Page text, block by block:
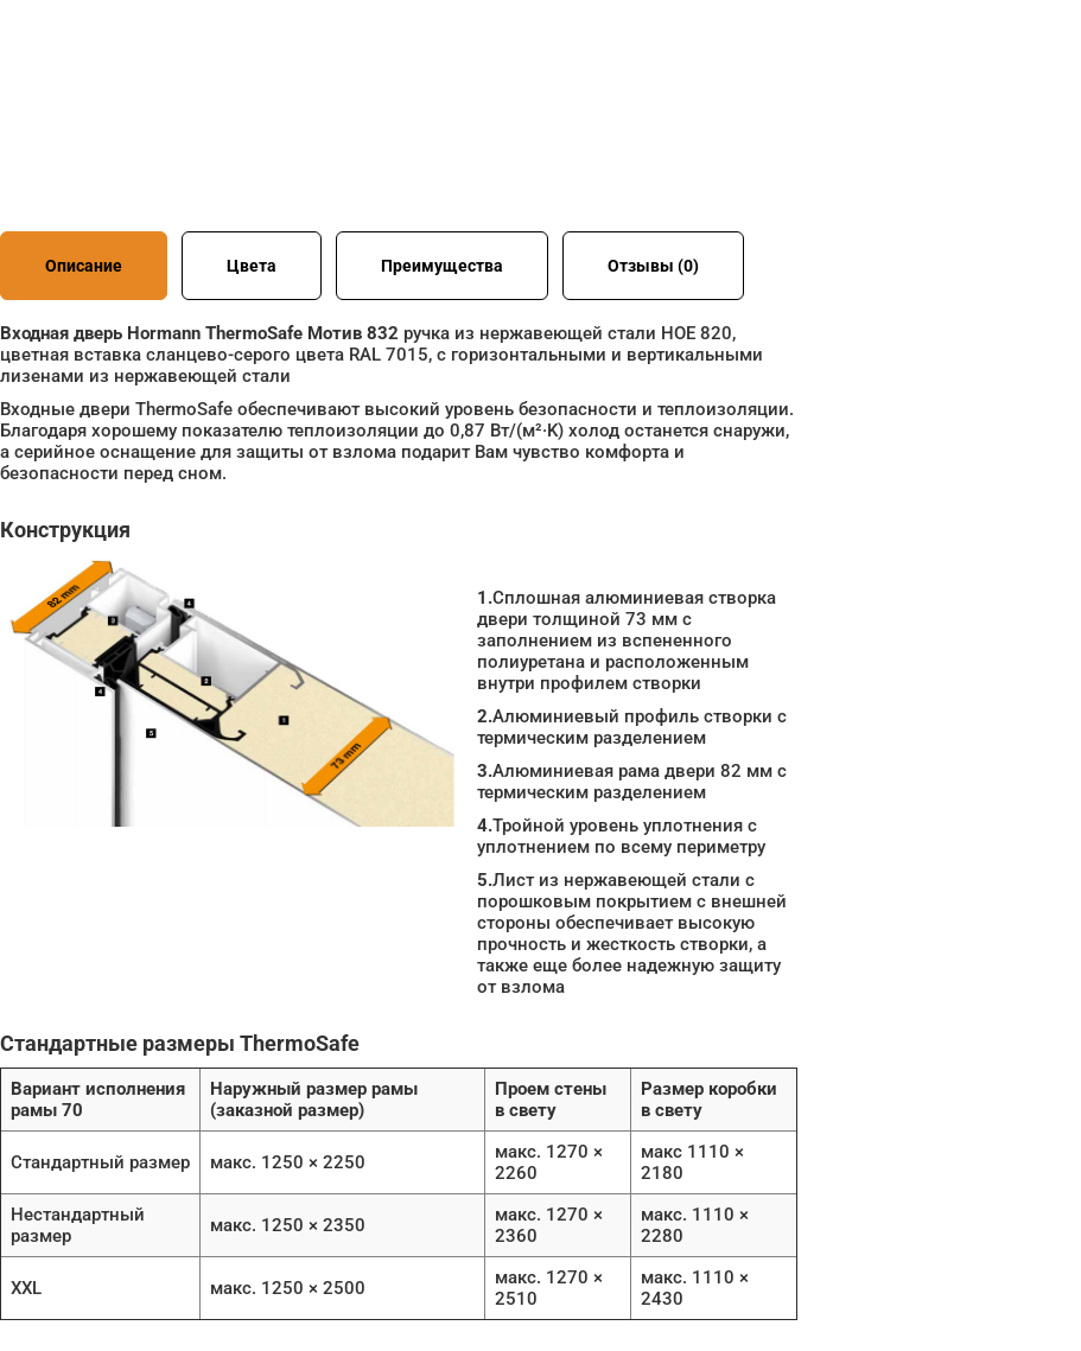
Описание Цвета Преимущества Отзывы (0)
Входная дверь Hormann ThermoSafe Мотив 832 ручка из нержавеющей стали HOE 820,
цветная вставка сланцево-серого цвета RAL 7015, с горизонтальными и вертикальными
лизенами из нержавеющей стали
Входные двери ThermoSafe обеспечивают высокий уровень безопасности и теплоизоляции.
Благодаря хорошему показателю теплоизоляции до 0,87 Вт/(м²·K) холод останется снаружи,
а серийное оснащение для защиты от взлома подарит Вам чувство комфорта и
безопасности перед сном.
Конструкция
1.Сплошная алюминиевая створка
двери толщиной 73 мм с
заполнением из вспененного
полиуретана и расположенным
внутри профилем створки
2.Алюминиевый профиль створки с
термическим разделением
3.Алюминиевая рама двери 82 мм с
термическим разделением
4.Тройной уровень уплотнения с
уплотнением по всему периметру
5.Лист из нержавеющей стали с
порошковым покрытием с внешней
стороны обеспечивает высокую
прочность и жесткость створки, а
также еще более надежную защиту
от взлома
Стандартные размеры ThermoSafe
Вариант исполнения
рамы 70
Наружный размер рамы
(заказной размер)
Проем стены
в свету
Размер коробки
в свету
Стандартный размер макс. 1250 × 2250
макс. 1270 ×
2260
макс 1110 ×
2180
Нестандартный
размер
макс. 1250 × 2350
макс. 1270 ×
2360
макс. 1110 ×
2280
XXL макс. 1250 × 2500
макс. 1270 ×
2510
макс. 1110 ×
2430